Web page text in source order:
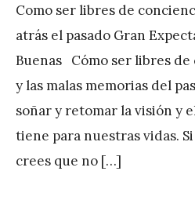
J
A
P
é
r
Como ser libres de
atrás el pasado Gran
Buenas Cómo ser libres
y las malas memorias del
soñar y retomar la visión y
tiene para nuestras vidas.
crees que no […]